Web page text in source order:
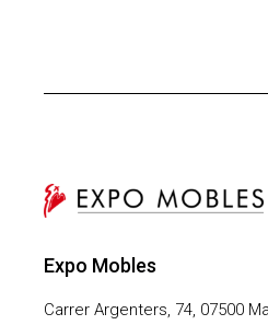
Expo Mobles
Carrer Argenters, 74, 07500